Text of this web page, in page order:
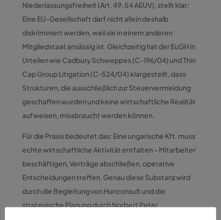
Niederlassungsfreiheit (Art. 49, 54 AEUV), stellt klar:
Eine EU-Gesellschaft darf nicht allein deshalb
diskriminiert werden, weil sie in einem anderen
Mitgliedstaat ansässig ist. Gleichzeitig hat der EuGH in
Urteilen wie Cadbury Schweppes (C-196/04) und Thin
Cap Group Litigation (C-524/04) klargestellt, dass
Strukturen, die ausschließlich zur Steuervermeidung
geschaffen wurden und keine wirtschaftliche Realität
aufweisen, missbraucht werden können.
Für die Praxis bedeutet das: Eine ungarische Kft. muss
echte wirtschaftliche Aktivität entfalten – Mitarbeiter
beschäftigen, Verträge abschließen, operative
Entscheidungen treffen. Genau diese Substanz wird
durch die Begleitung von Hunconsult und die
strategische Planung durch Norbert Peter